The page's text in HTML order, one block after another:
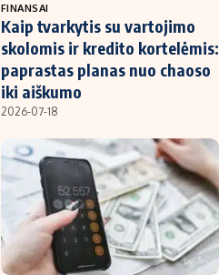
FINANSAI
Kaip tvarkytis su vartojimo
skolomis ir kredito kortelėmis:
paprastas planas nuo chaoso
iki aiškumo
2026-07-18